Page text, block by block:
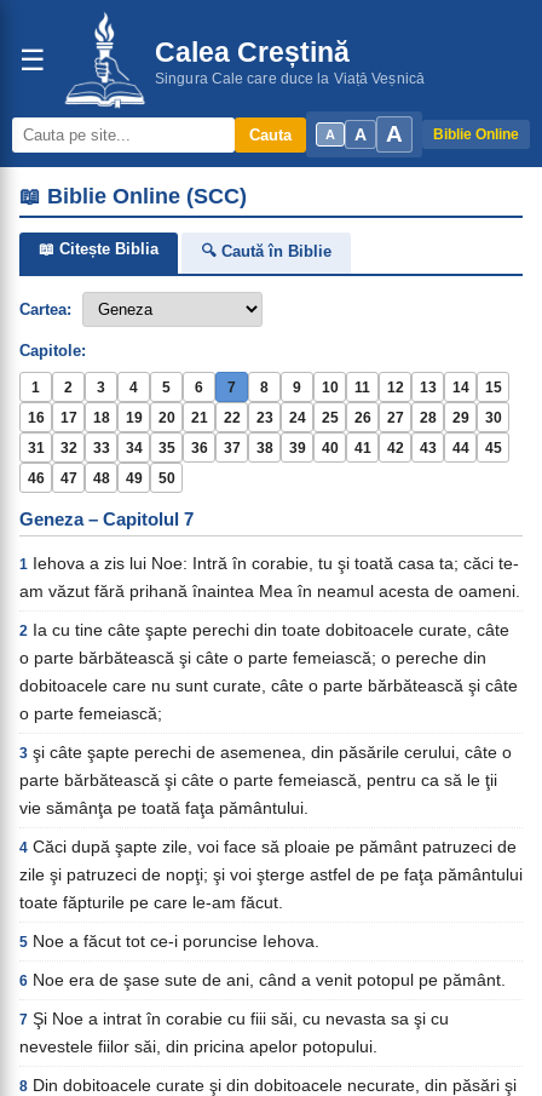
☰ Calea Creștină
Singura Cale care duce la Viață Veșnică
A A A Biblie Online
Cauta
📖 Biblie Online (SCC)
📖 Citește Biblia 🔍 Caută în Biblie
Cartea:
Capitole:
1 2 3 4 5 6 7 8 9 10 11 12 13 14
15
16
17 18 19 20 21 22 23 24 25 26 27 28 29
30
31
32 33 34 35 36 37 38 39 40 41 42 43 44
45
46
47 48 49 50
Geneza – Capitolul 7
1 Iehova a zis lui Noe: Intră în corabie, tu şi toată casa ta; căci te-
am văzut fără prihană înaintea Mea în neamul acesta de oameni.
2 Ia cu tine câte şapte perechi din toate dobitoacele curate, câte
o parte bărbătească şi câte o parte femeiască; o pereche din
dobitoacele care nu sunt curate, câte o parte bărbătească şi câte
o parte femeiască;
3 şi câte şapte perechi de asemenea, din păsările cerului, câte o
parte bărbătească şi câte o parte femeiască, pentru ca să le ţii
vie sămânţa pe toată faţa pământului.
4 Căci după şapte zile, voi face să ploaie pe pământ patruzeci de
zile şi patruzeci de nopţi; şi voi şterge astfel de pe faţa pământului
toate făpturile pe care le-am făcut.
5 Noe a făcut tot ce-i poruncise Iehova.
6 Noe era de şase sute de ani, când a venit potopul pe pământ.
7 Şi Noe a intrat în corabie cu fiii săi, cu nevasta sa şi cu
nevestele fiilor săi, din pricina apelor potopului.
8 Din dobitoacele curate şi din dobitoacele necurate, din păsări şi